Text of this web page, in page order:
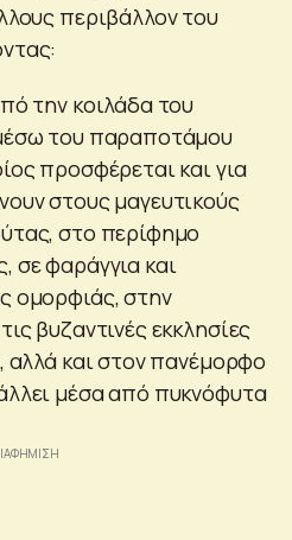
περιβάλλον του
την κοιλάδα του
του παραποτάμου
προσφέρεται και για
στους μαγευτικούς
στο περίφημο
σε φαράγγια και
ομορφιάς, στην
βυζαντινές εκκλησίες
αλλά και στον πανέμορφο
μέσα από πυκνόφυτα